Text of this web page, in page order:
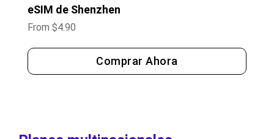
eSIM de Shenzhen
From $4.90
Comprar Ahora